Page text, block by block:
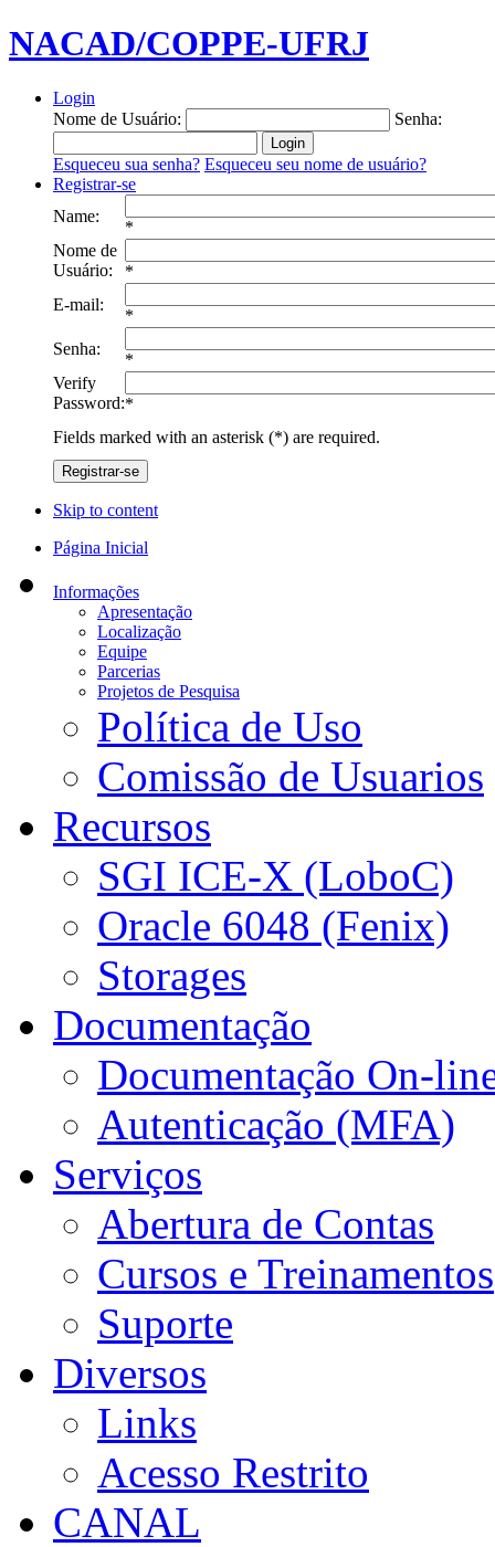
NACAD/COPPE-UFRJ
Login
Nome de Usuário:
Senha:
Esqueceu sua senha? Esqueceu seu nome de usuário?
Registrar-se
Name:
*
Nome de
Usuário:
*
E-mail:
*
Senha:
*
Verify
Password:*
Fields marked with an asterisk (*) are required.
Registrar-se
Skip to content
Página Inicial
Informações
Apresentação
Localização
Equipe
Parcerias
Projetos de Pesquisa
Política de Uso
Comissão de Usuarios
Recursos
SGI ICE-X (LoboC)
Oracle 6048 (Fenix)
Storages
Documentação
Documentação On-
Autenticação (MFA)
Serviços
Abertura de Contas
Cursos e Treinamentos
Suporte
Diversos
Links
Acesso Restrito
CANAL